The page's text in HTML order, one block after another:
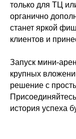
только для ТЦ
органично
станет яркой
клиентов и
Запуск мини-
крупных
решение с
история успеха